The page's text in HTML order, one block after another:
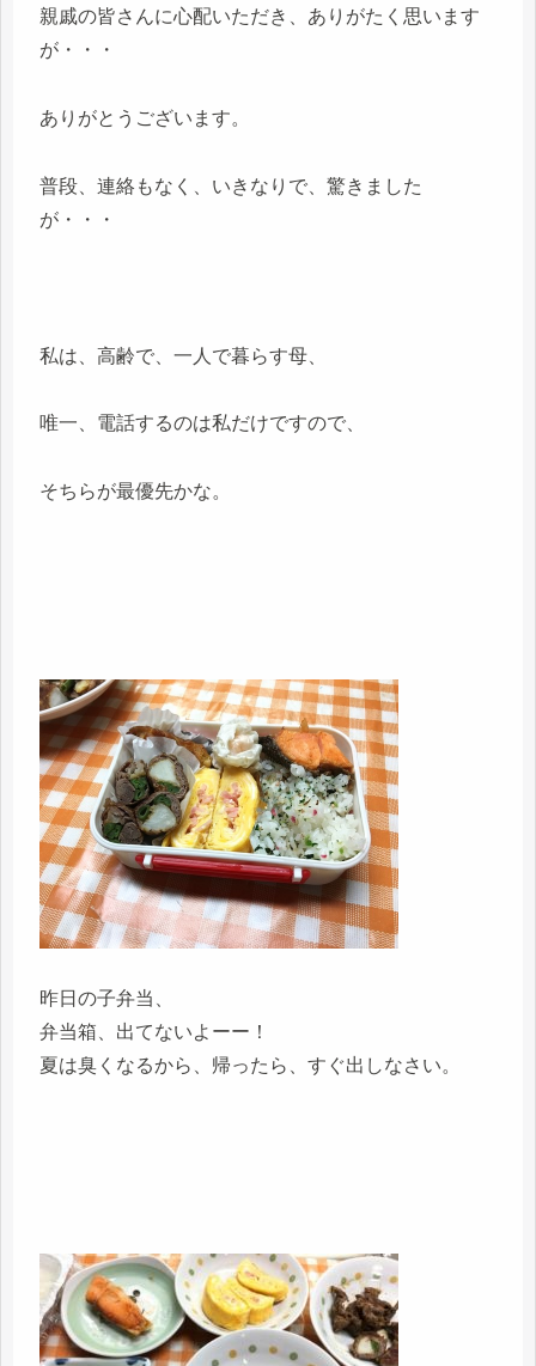
親戚の皆さんに心配いただき、ありがたく思います
が・・・
ありがとうございます。
普段、連絡もなく、いきなりで、驚きました
が・・・
私は、高齢で、一人で暮らす母、
唯一、電話するのは私だけですので、
そちらが最優先かな。
昨日の子弁当、
弁当箱、出てないよーー！
夏は臭くなるから、帰ったら、すぐ出しなさい。